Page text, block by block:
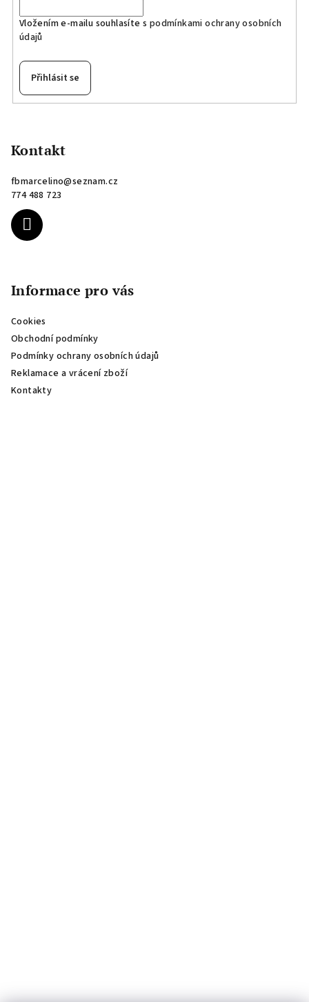
Vložením e-mailu souhlasíte s podmínkami ochrany osobních
údajů
Přihlásit se
Kontakt
fbmarcelino@seznam.cz
774 488 723
Informace pro vás
Cookies
Obchodní podmínky
Podmínky ochrany osobních údajů
Reklamace a vrácení zboží
Kontakty